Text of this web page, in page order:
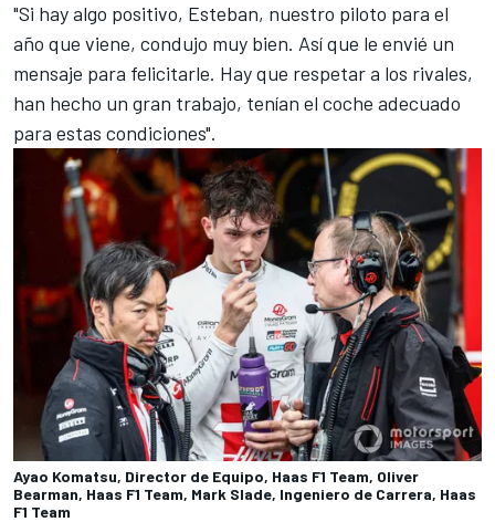
"Si hay algo positivo, Esteban, nuestro piloto para el
año que viene, condujo muy bien. Así que le envié un
mensaje para felicitarle. Hay que respetar a los rivales,
han hecho un gran trabajo, tenían el coche adecuado
para estas condiciones".
Ayao Komatsu, Director de Equipo, Haas F1 Team, Oliver
Bearman, Haas F1 Team, Mark Slade, Ingeniero de Carrera, Haas
F1 Team